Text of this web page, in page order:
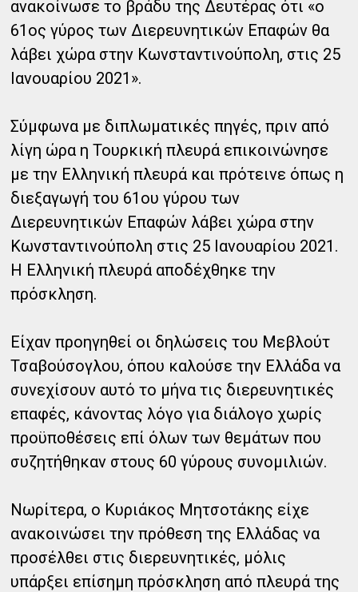
ανακοίνωσε το βράδυ της Δευτέρας ότι «ο
61ος γύρος των Διερευνητικών Επαφών θα
λάβει χώρα στην Κωνσταντινούπολη, στις 25
Ιανουαρίου 2021».
Σύμφωνα με διπλωματικές πηγές, πριν από
λίγη ώρα η Τουρκική πλευρά επικοινώνησε
με την Ελληνική πλευρά και πρότεινε όπως η
διεξαγωγή του 61ου γύρου των
Διερευνητικών Επαφών λάβει χώρα στην
Κωνσταντινούπολη στις 25 Ιανουαρίου 2021.
Η Ελληνική πλευρά αποδέχθηκε την
πρόσκληση.
Είχαν προηγηθεί οι δηλώσεις του Μεβλούτ
Τσαβούσογλου, όπου καλούσε την Ελλάδα να
συνεχίσουν αυτό το μήνα τις διερευνητικές
επαφές, κάνοντας λόγο για διάλογο χωρίς
προϋποθέσεις επί όλων των θεμάτων που
συζητήθηκαν στους 60 γύρους συνομιλιών.
Νωρίτερα, ο Κυριάκος Μητσοτάκης είχε
ανακοινώσει την πρόθεση της Ελλάδας να
προσέλθει στις διερευνητικές, μόλις
υπάρξει επίσημη πρόσκληση από πλευρά της